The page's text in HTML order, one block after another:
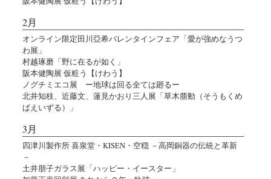
2月
オンライン限定田川亞希バレンタインフェア「愛が強めなうつ
わ展」
村越琢磨「野に在るが如く」
阪本健陶展 仮粧う【けわう】
ノグチミエコ展 ー地球は回る全ては廻るー
北井知枝、近藤文、蓮見かおり三人展「草木萠動（そうもくめ
ばえいずる）」
3月
四津川製作所 喜泉堂・KISEN・空穏 －高岡銅器の伝統と革新
－
土井朋子ガラス展「ハッピー・イースター」